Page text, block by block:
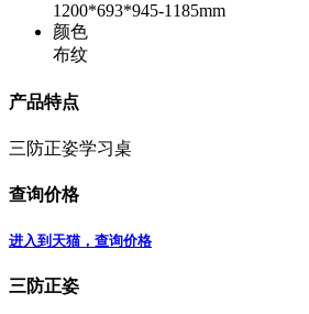
1200*693*945-1185mm
颜色
布纹
产品特点
三防正姿学习桌
查询价格
进入到天猫，查询价格
三防正姿